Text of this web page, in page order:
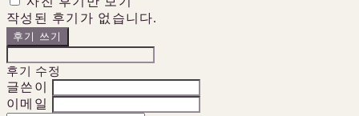
작성된 후기가 없습니다.
후기 쓰기
후기 수정
글쓴이
이메일